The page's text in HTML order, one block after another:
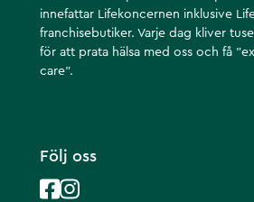
innefattar Lifekoncernen inklusive
franchisebutiker. Varje dag kliver
för att prata hälsa med oss och få
care”.
Följ oss